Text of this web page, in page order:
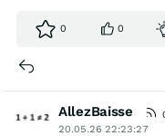
0 0
AllezBaisse
20.05.26 22:23:27